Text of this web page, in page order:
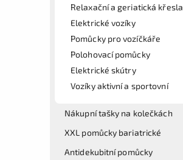
Relaxační a geriatická křesla
Elektrické vozíky
Pomůcky pro vozíčkáře
Polohovací pomůcky
Elektrické skútry
Vozíky aktivní a sportovní
Nákupní tašky na kolečkách
XXL pomůcky bariatrické
Antidekubitní pomůcky